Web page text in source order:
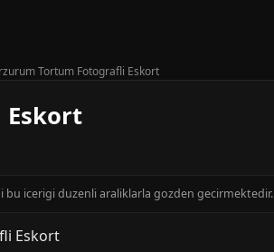
Tortum Fotografli Eskort
Eskort
bu icerigi duzenli araliklarla gozden gecirmektedir.